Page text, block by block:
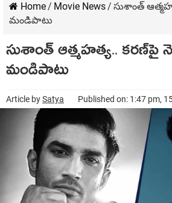
Home/ Movie News/ సుశాంత్
మండిపాటు
సుశాంత్ ఆత్మహత్య.. కరణ్‌పై
మండిపాటు
Article bySatya Published on: 1:47 pm,